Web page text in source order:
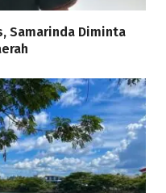
Samarinda Diminta